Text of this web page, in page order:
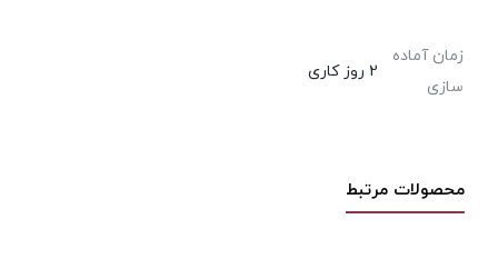
زمان آماده
سازی
2 روز کاری
محصولات مرتبط